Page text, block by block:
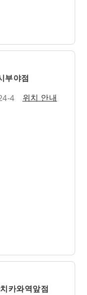
부야점
4
위치 안내
카와역앞점